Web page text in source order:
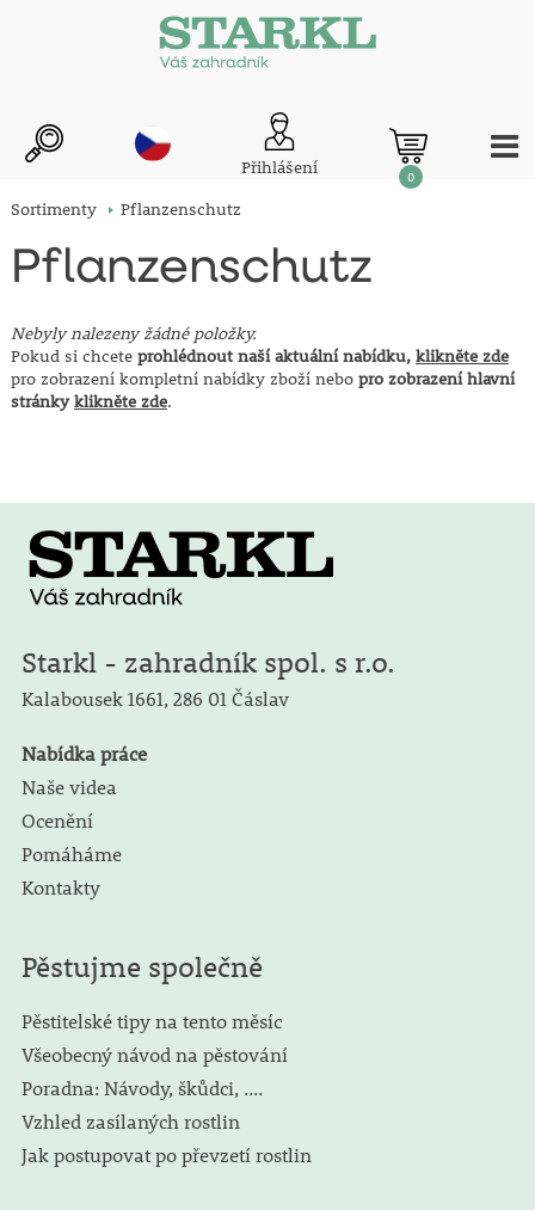
Přihlášení 0
Sortimenty Pflanzenschutz
Pflanzenschutz
Nebyly nalezeny žádné položky.
Pokud si chcete prohlédnout naší aktuální nabídku, klikněte zde
pro zobrazení kompletní nabídky zboží nebo pro zobrazení hlavní
stránkyklikněte zde.
Starkl - zahradník spol. s r.o.
Kalabousek 1661, 286 01 Čáslav
Nabídka práce
Naše videa
Ocenění
Pomáháme
Kontakty
Pěstujme společně
Pěstitelské tipy na tento měsíc
Všeobecný návod na pěstování
Poradna: Návody, škůdci, ....
Vzhled zasílaných rostlin
Jak postupovat po převzetí rostlin